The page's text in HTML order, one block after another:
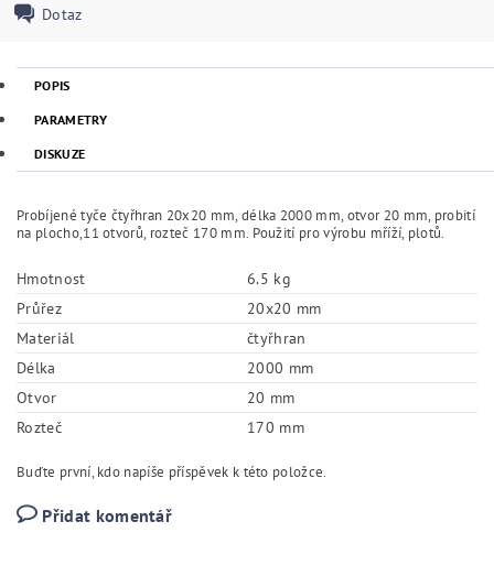
Dotaz
POPIS
PARAMETRY
DISKUZE
Probíjené tyče čtyřhran 20x20 mm, délka 2000 mm, otvor 20 mm, probití
na plocho,11 otvorů, rozteč 170 mm. Použití pro výrobu mříží, plotů.
Hmotnost
6.5 kg
Průřez
20x20 mm
Materiál
čtyřhran
Délka
2000 mm
Otvor
20 mm
Rozteč
170 mm
Buďte první, kdo napíše příspěvek k této položce.
Přidat komentář